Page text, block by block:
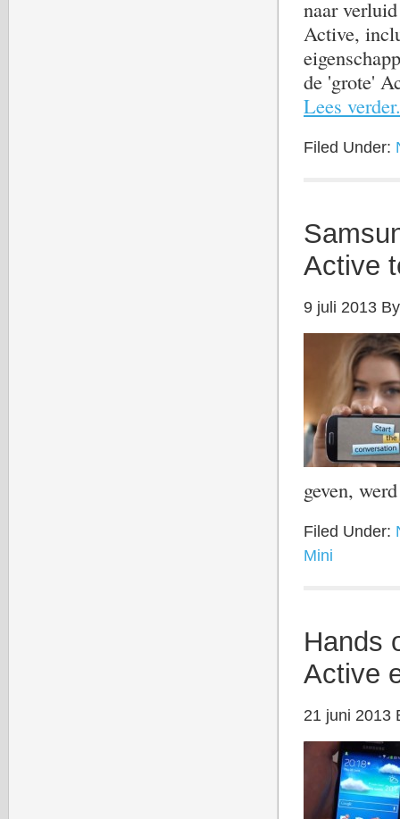
naar
Active,
de 'grote'
Lees
Filed Under:
Active
9 juli 2013
geven,
Filed Under:
Mini
Hands
Active
21 juni 2013